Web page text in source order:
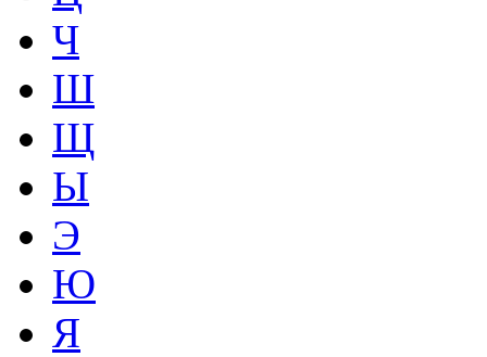
Ч
Ш
Щ
Ы
Э
Ю
Я